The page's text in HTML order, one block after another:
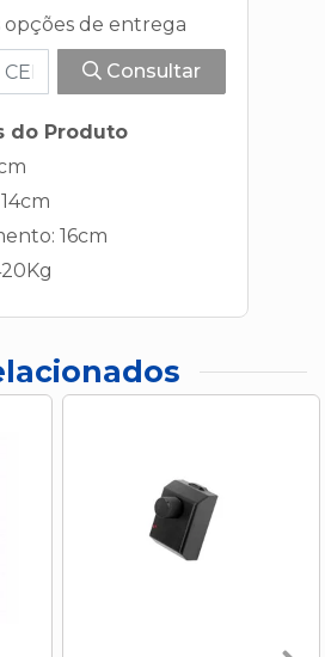
opções de entrega
Consultar
do Produto
16cm